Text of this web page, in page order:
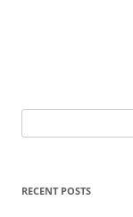
for:
RECENT POSTS